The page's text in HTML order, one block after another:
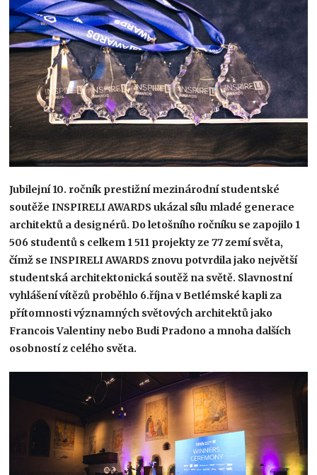
Jubilejní 10. ročník prestižní mezinárodní studentské
soutěže INSPIRELI AWARDS ukázal sílu mladé generace
architektů a designérů. Do letošního ročníku se zapojilo 1
506 studentů s celkem 1 511 projekty ze 77 zemí světa,
čímž se INSPIRELI AWARDS znovu potvrdila jako největší
studentská architektonická soutěž na světě. Slavnostní
vyhlášení vítězů proběhlo 6.října v Betlémské kapli za
přítomnosti významných světových architektů jako
Francois Valentiny nebo Budi Pradono a mnoha dalších
osobností z celého světa.